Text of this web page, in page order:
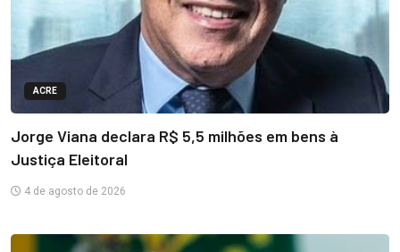
ACRE
Jorge Viana declara R$ 5,5 milhões em bens à
Justiça Eleitoral
4 de agosto de 2026